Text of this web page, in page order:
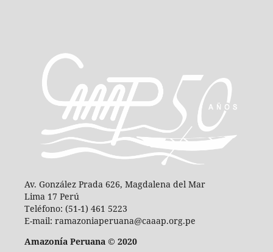
Av. González Prada 626, Magdalena del Mar
Lima 17 Perú
Teléfono: (51-1) 461 5223
E-mail: ramazoniaperuana@caaap.org.pe
Amazonía Peruana © 2020